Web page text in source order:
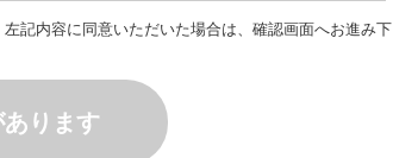
記内容に同意いただいた場合は、確認画面へお進み下
ります